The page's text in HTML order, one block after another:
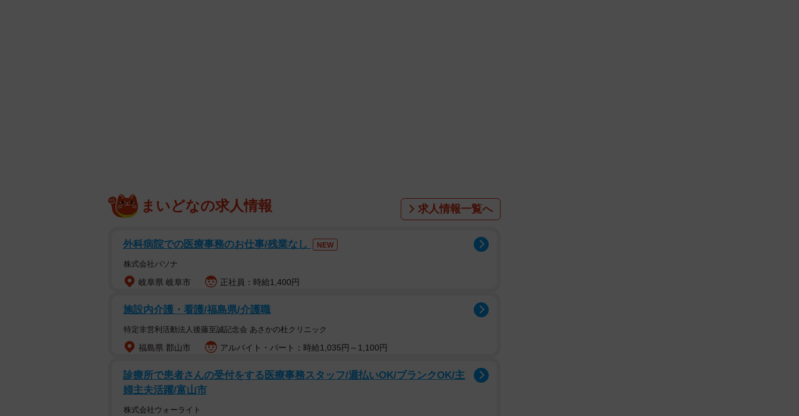
まいどなの求人情報 求人情報一覧へ
外科病院での医療事務のお仕事/残業なし NEW
株式会社パソナ
岐阜県 岐阜市 正社員：時給1,400円
施設内介護・看護/福島県/介護職
特定非営利活動法人後藤至誠記念会 あさかの杜クリニック
福島県 郡山市 アルバイト・パート：時給1,035円～1,100円
診療所で患者さんの受付をする医療事務スタッフ/週払いOK/ブランクOK/主
婦主夫活躍/富山市
株式会社ウォーライト